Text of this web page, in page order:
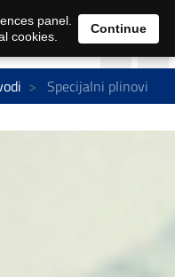
Specijalni plinovi
panel.
cookies.
Continue